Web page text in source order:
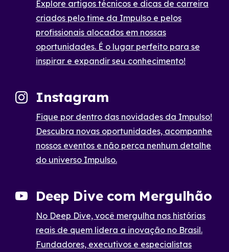
Explore artigos técnicos e dicas de carreira
criados pelo time da Impulso e pelos
profissionais alocados em nossas
oportunidades. É o lugar perfeito para se
inspirar e expandir seu conhecimento!
Instagram
Fique por dentro das novidades da Impulso!
Descubra novas oportunidades, acompanhe
nossos eventos e não perca nenhum detalhe
do universo Impulso.
Deep Dive com Mergulhão
No Deep Dive, você mergulha nas histórias
reais de quem lidera a inovação no Brasil.
Fundadores, executivos e especialistas